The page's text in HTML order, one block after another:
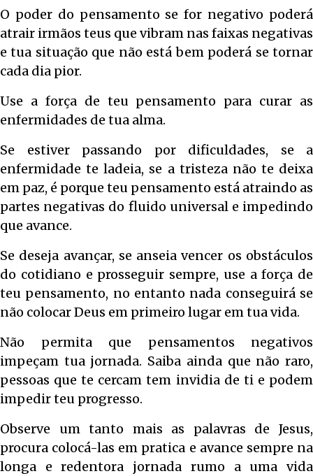
O poder do pensamento se for negativo poderá
atrair irmãos teus que vibram nas faixas negativas
e tua situação que não está bem poderá se tornar
cada dia pior.
Use a força de teu pensamento para curar as
enfermidades de tua alma.
Se estiver passando por dificuldades, se a
enfermidade te ladeia, se a tristeza não te deixa
em paz, é porque teu pensamento está atraindo as
partes negativas do fluido universal e impedindo
que avance.
Se deseja avançar, se anseia vencer os obstáculos
do cotidiano e prosseguir sempre, use a força de
teu pensamento, no entanto nada conseguirá se
não colocar Deus em primeiro lugar em tua vida.
Não permita que pensamentos negativos
impeçam tua jornada. Saiba ainda que não raro,
pessoas que te cercam tem invidia de ti e podem
impedir teu progresso.
Observe um tanto mais as palavras de Jesus,
procura colocá-las em pratica e avance sempre na
longa e redentora jornada rumo a uma vida